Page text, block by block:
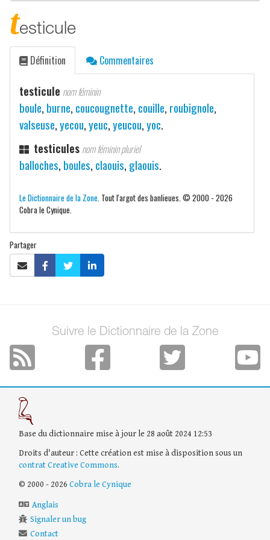
testicule
Définition Commentaires
testicule nom féminin
boule, burne, coucougnette, couille, roubignole,
valseuse,yecou,yeuc,yeucou,yoc.
testicules nom féminin pluriel
balloches, boules, claouis, glaouis.
Le Dictionnaire de la Zone . Tout l'argot des banlieues. © 2000 - 2026
Cobra le Cynique.
Partager
Suivre le Dictionnaire de la Zone
Base du dictionnaire mise à jour le 28 août 2024 12:53
Droits d'auteur : Cette création est mise à disposition sous un
contrat Creative Commons.
© 2000 - 2026 Cobra le Cynique
Anglais
Signaler un bug
Contact